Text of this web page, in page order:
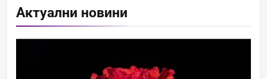
Актуални новини
борим с глобалното